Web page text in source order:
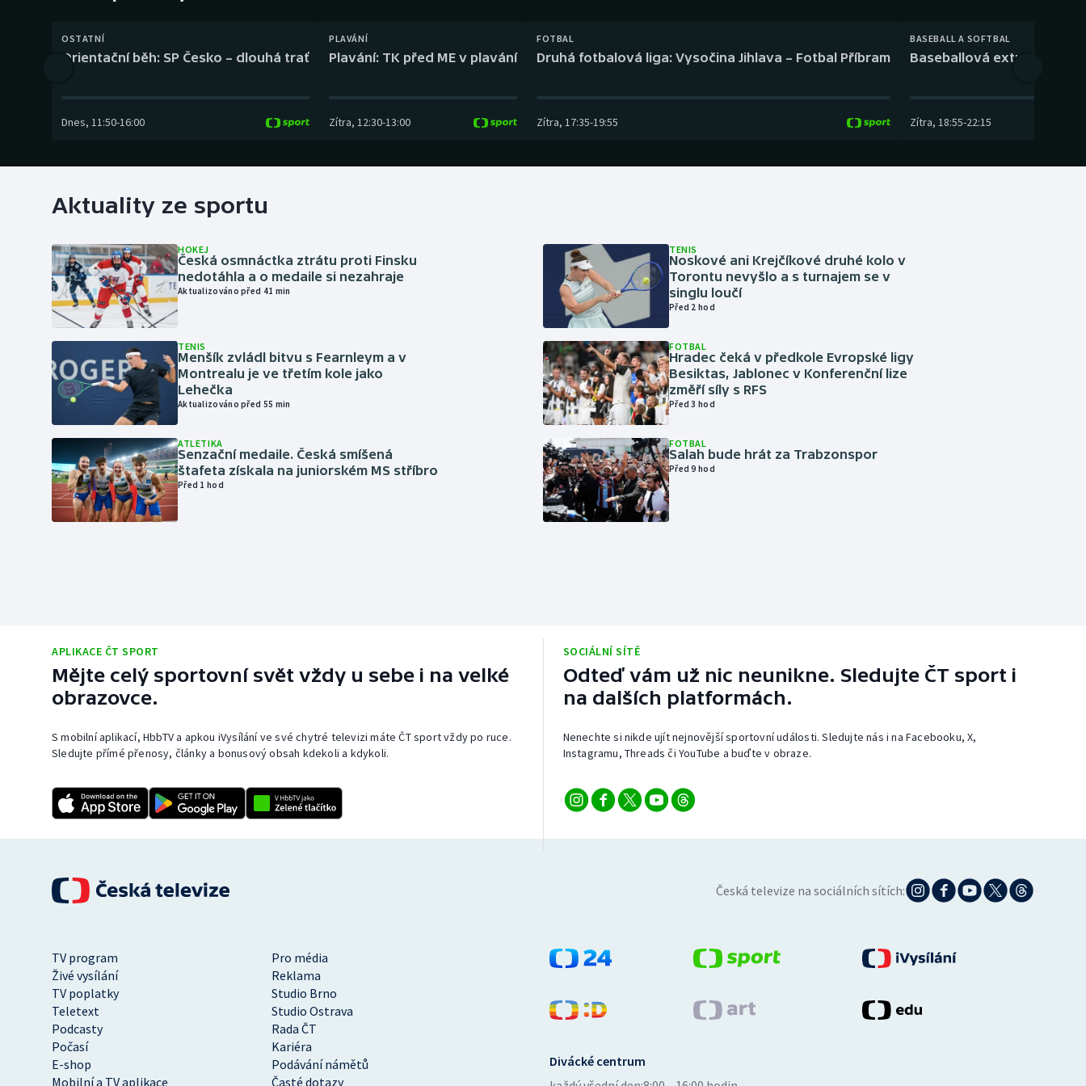
Futsal
Gymnastika
Parasport Volejbal
OSTATNÍ
Orientační běh: SP Česko – dlouhá trať
Dnes, 11:50-16:00
PLAVÁNÍ
Plavání: TK před ME v plavání
Zítra, 12:30-13:00
FOTBAL
Druhá fotbalová liga: Vysočina Jihlava – Fotbal Příbram
Zítra, 17:35-19:55
BASEBALL A SOFTBAL
Baseballová extraliga:
Zítra, 18:55-22:15
Aktuality ze sportu
HOKEJ
Česká osmnáctka ztrátu proti Finsku
nedotáhla a o medaile si nezahraje
Aktualizováno před 41 min
TENIS
Menšík zvládl bitvu s Fearnleym a v
Montrealu je ve třetím kole jako
Lehečka
Aktualizováno před 55 min
ATLETIKA
Senzační medaile. Česká smíšená
štafeta získala na juniorském MS stříbro
Před 1 hod
TENIS
Noskové ani Krejčíkové druhé kolo v
Torontu nevyšlo a s turnajem se v
singlu loučí
Před 2 hod
FOTBAL
Hradec čeká v předkole Evropské ligy
Besiktas, Jablonec v Konferenční lize
změří síly s RFS
Před 3 hod
FOTBAL
Salah bude hrát za Trabzonspor
Před 9 hod
APLIKACE ČT SPORT
Mějte celý sportovní svět vždy u sebe i na velké
obrazovce.
S mobilní aplikací, HbbTV a apkou iVysílání ve své chytré televizi máte ČT sport vždy po ruce.
Sledujte přímé přenosy, články a bonusový obsah kdekoli a kdykoli.
SOCIÁLNÍ SÍTĚ
Odteď vám už nic neunikne. Sledujte ČT sport i
na dalších platformách.
Nenechte si nikde ujít nejnovější sportovní události. Sledujte nás i na Facebooku, X,
Instagramu, Threads či YouTube a buďte v obraze.
Česká televize na sociálních sítích:
TV program
Pro média
Živé vysílání
Reklama
TV poplatky
Studio Brno
Teletext
Studio Ostrava
Podcasty
Rada ČT
Počasí
Kariéra
E-shop
Podávání námětů
Mobilní a TV aplikace
Časté dotazy
Divácké centrum